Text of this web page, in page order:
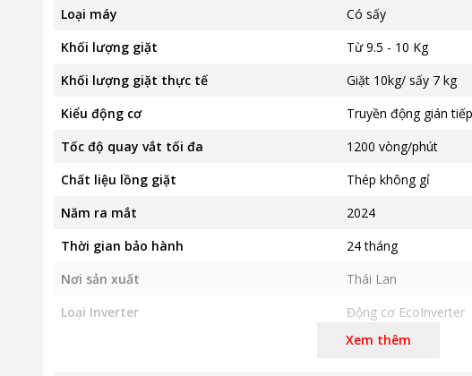
Loại máy
Có sấy
Khối lượng giặt
Từ 9.5 - 10 Kg
Khối lượng giặt thực tế
Giặt 10kg/ sấy 7 kg
Kiểu động cơ
Truyền động gián
Tốc độ quay vắt tối đa
1200 vòng/phút
Chất liệu lồng giặt
Thép không gỉ
Năm ra mắt
2024
Thời gian bảo hành
24 tháng
Nơi sản xuất
Thái Lan
Loại Inverter
Động cơ EcoInverter
600 x 659 x 850 mm
Xem thêm